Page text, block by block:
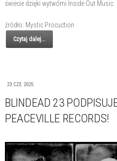
świecie dzięki wytwórni Inside Out Music.
źródło: Mystic Procuction
Czytaj dalej...
23 CZE 2025
BLINDEAD 23
PEACEVILLE RECORDS!